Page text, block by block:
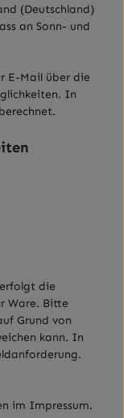
(Deutschland)
an Sonn- und
E-Mail über die
In
die
Ware. Bitte
Grund von
kann. In
im Impressum.